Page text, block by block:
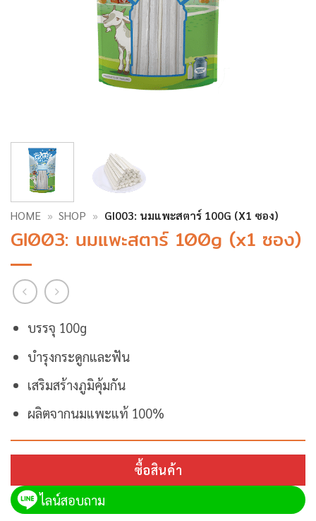
HOME » SHOP » GI003: นมแพะสตาร์ 100G (X1 ซอง)
GI003: นมแพะสตาร์ 100g (x1 ซอง)
บรรจุ 100g
บำรุงกระดูกและฟัน
เสริมสร้างภูมิคุ้มกัน
ผลิตจากนมแพะแท้ 100%
ซื้อสินค้า
ไลน์สอบถาม